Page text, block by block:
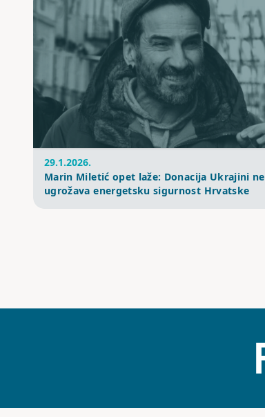
29.1.2026.
Marin Miletić opet laže: Donacija Ukrajini ne
ugrožava energetsku sigurnost Hrvatske